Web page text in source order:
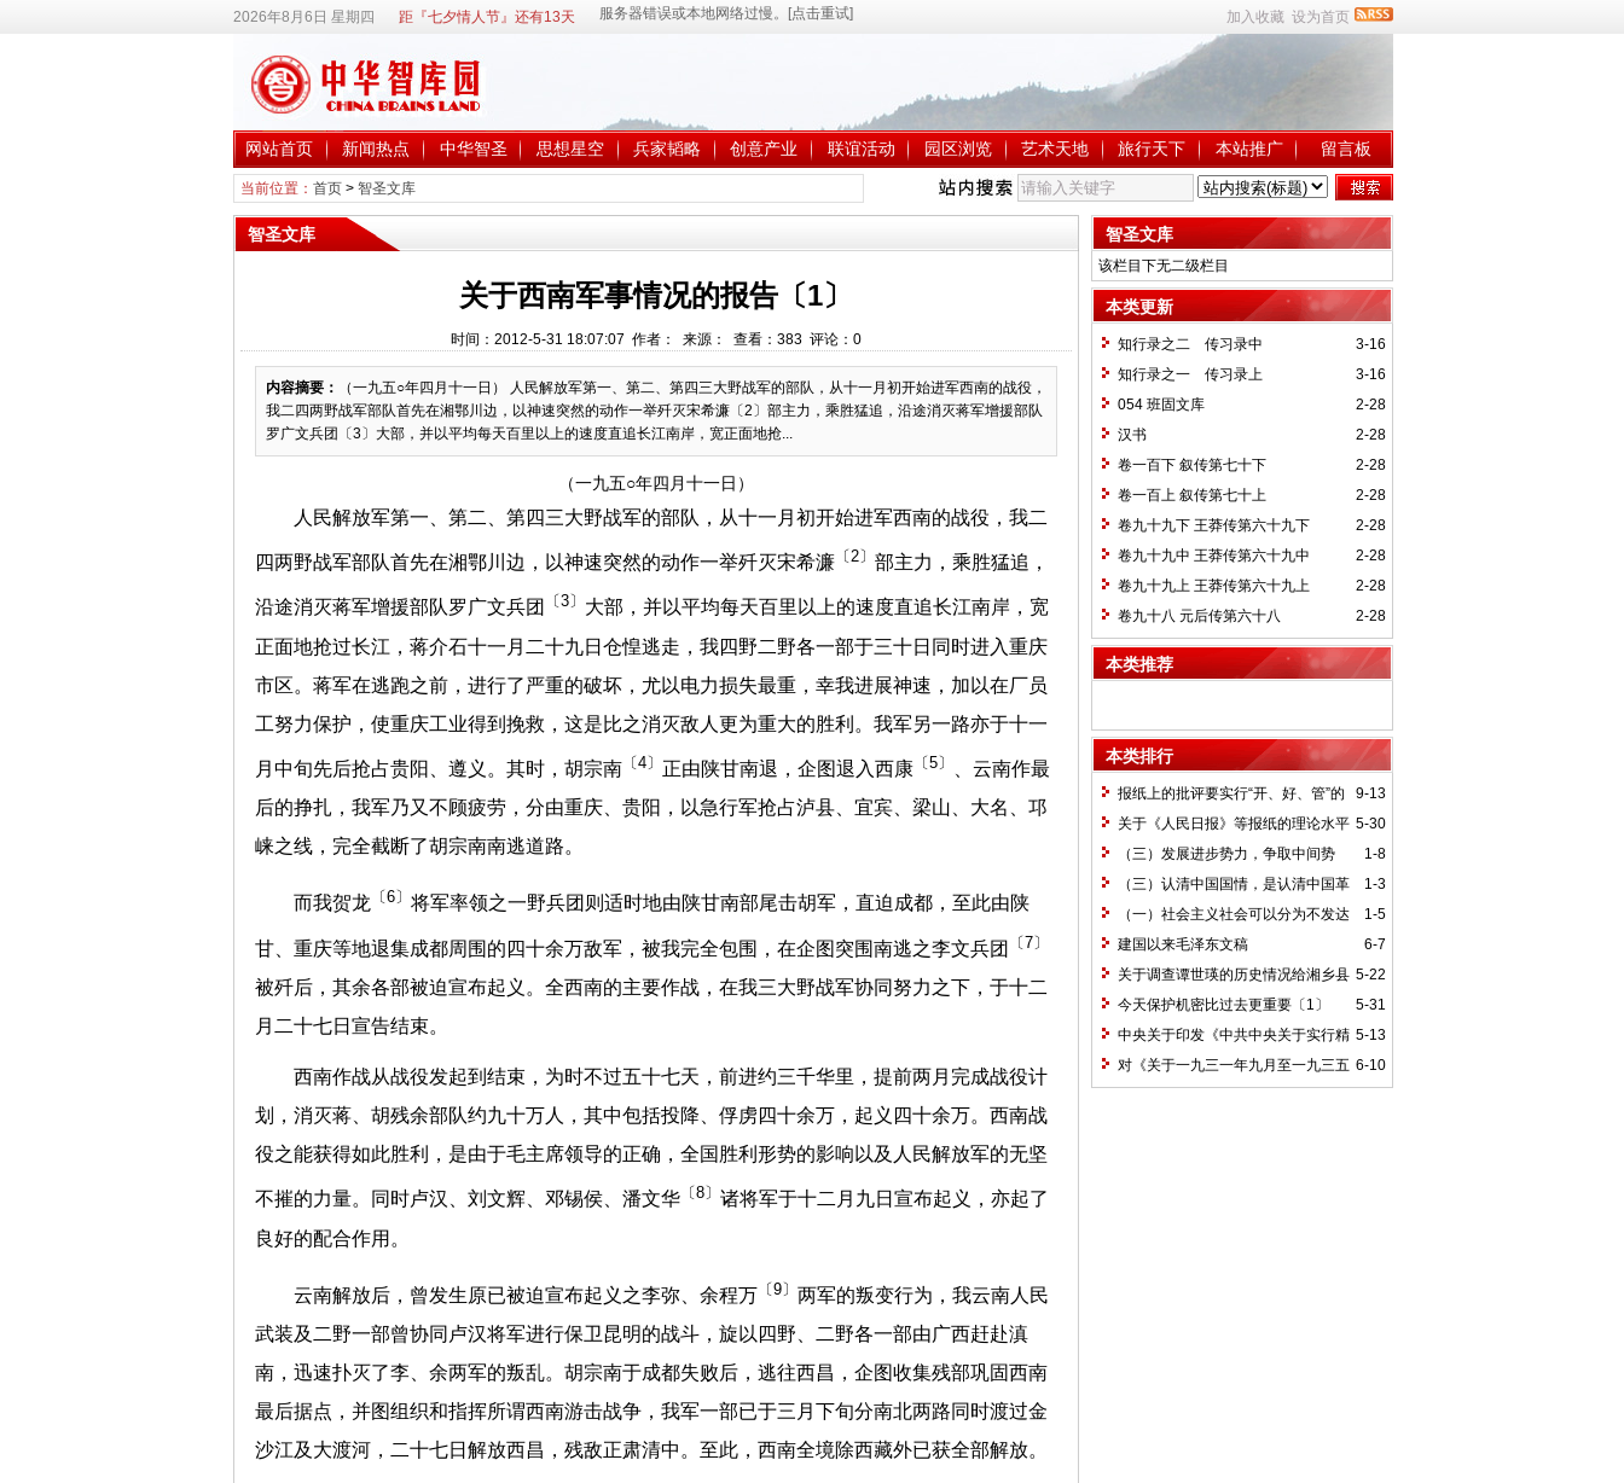
2026年8月6日 星期四 距『七夕情人节』还有13天 加入收藏 设为首页
网站首页 新闻热点 中华智圣 思想星空 兵家韬略 创意产业 联谊活动 园区浏览 艺术天地 旅行天下 本站推广 留言板
当前位置： 首页> 智圣文库
智圣文库
关于西南军事情况的报告〔1〕
时间：2012-5-31 18:07:07 作者： 来源： 查看： 383评论： 0
内容摘要：
（一九五○年四月十一日） 人民解放军第一、第二、第四三大野战军的部队，从十一月初开始进军西南的战役，
我二四两野战军部队首先在湘鄂川边，以神速突然的动作一举歼灭宋希濂〔2〕部主力，乘胜猛追，沿途消灭蒋军增援部队
罗广文兵团〔3〕大部，并以平均每天百里以上的速度直追长江南岸，宽正面地抢...
（一九五○年四月十一日）
人民解放军第一、第二、第四三大野战军的部队，从十一月初开始进军西南的战役，我二
四两野战军部队首先在湘鄂川边，以神速突然的动作一举歼灭宋希濂〔2〕 部主力，乘胜猛追，
沿途消灭蒋军增援部队罗广文兵团 〔3〕 大部，并以平均每天百里以上的速度直追长江南岸，宽
正面地抢过长江，蒋介石十一月二十九日仓惶逃走，我四野二野各一部于三十日同时进入重庆
市区。蒋军在逃跑之前，进行了严重的破坏，尤以电力损失最重，幸我进展神速，加以在厂员
工努力保护，使重庆工业得到挽救，这是比之消灭敌人更为重大的胜利。我军另一路亦于十一
月中旬先后抢占贵阳、遵义。其时，胡宗南〔4〕 正由陕甘南退，企图退入西康〔5〕
、云南作最
后的挣扎，我军乃又不顾疲劳，分由重庆、贵阳，以急行军抢占泸县、宜宾、梁山、大名、邛
崃之线，完全截断了胡宗南南逃道路。
而我贺龙 〔6〕 将军率领之一野兵团则适时地由陕甘南部尾击胡军，直迫成都，至此由陕
甘、重庆等地退集成都周围的四十余万敌军，被我完全包围，在企图突围南逃之李文兵团 〔7〕
被歼后，其余各部被迫宣布起义。全西南的主要作战，在我三大野战军协同努力之下，于十二
月二十七日宣告结束。
西南作战从战役发起到结束，为时不过五十七天，前进约三千华里，提前两月完成战役计
划，消灭蒋、胡残余部队约九十万人，其中包括投降、俘虏四十余万，起义四十余万。西南战
役之能获得如此胜利，是由于毛主席领导的正确，全国胜利形势的影响以及人民解放军的无坚
不摧的力量。同时卢汉、刘文辉、邓锡侯、潘文华〔8〕 诸将军于十二月九日宣布起义，亦起了
良好的配合作用。
云南解放后，曾发生原已被迫宣布起义之李弥、余程万〔9〕 两军的叛变行为，我云南人民
武装及二野一部曾协同卢汉将军进行保卫昆明的战斗，旋以四野、二野各一部由广西赶赴滇
南，迅速扑灭了李、余两军的叛乱。胡宗南于成都失败后，逃往西昌，企图收集残部巩固西南
最后据点，并图组织和指挥所谓西南游击战争，我军一部已于三月下旬分南北两路同时渡过金
沙江及大渡河，二十七日解放西昌，残敌正肃清中。至此，西南全境除西藏外已获全部解放。
智圣文库
该栏目下无二级栏目
本类更新
3-16
知行录之二 传习录中
3-16
知行录之一 传习录上
2-28
054 班固文库
2-28
汉书
2-28
卷一百下 叙传第七十下
2-28
卷一百上 叙传第七十上
2-28
卷九十九下 王莽传第六十九下
2-28
卷九十九中 王莽传第六十九中
2-28
卷九十九上 王莽传第六十九上
2-28
卷九十八 元后传第六十八
本类推荐
本类排行
9-13
报纸上的批评要实行“开、好、管”的
方针*
5-30
关于《人民日报》等报纸的理论水平
的批语〔1〕
1-8
（三）发展进步势力，争取中间势
力，孤立顽固势力
1-3
（三）认清中国国情，是认清中国革
命一切问题的基本依据
1-5
（一）社会主义社会可以分为不发达
和比较发达两个阶段
6-7
建国以来毛泽东文稿
5-22
关于调查谭世瑛的历史情况给湘乡县
委的信和给谭世瑛的复信
5-31
今天保护机密比过去更重要〔1〕
5-13
中央关于印发《中共中央关于实行精
兵简政、增产节约、反对贪污、反对浪费
和反对官僚主义的决定》的通知和毛泽东
6-10
对《关于一九三一年九月至一九三五